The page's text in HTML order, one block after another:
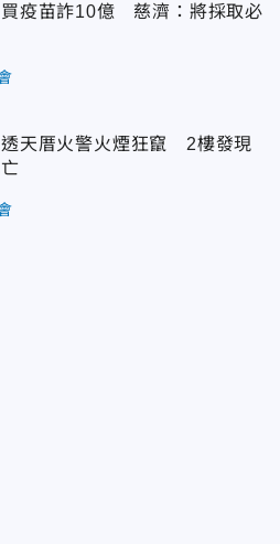
買疫苗詐10億 慈濟：將採取必
透天厝火警火煙狂竄 2樓發現